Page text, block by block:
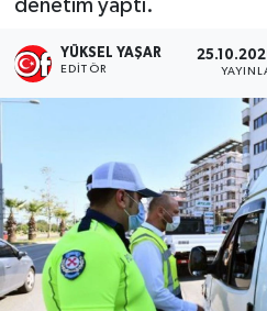
denetim yaptı.
YÜKSEL YAŞAR
EDITÖR
Son Dakika Haberleri
Haber Arşivi